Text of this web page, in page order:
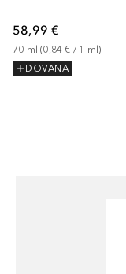
58,99 €
70 ml (0,84 € / 1 ml)
DOVANA